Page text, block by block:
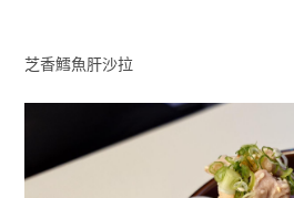
芝香鱈魚肝沙拉